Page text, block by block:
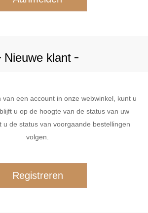
Nieuwe klant
van een account in onze webwinkel, kunt u
u op de hoogte van de status van uw
u de status van voorgaande bestellingen
volgen.